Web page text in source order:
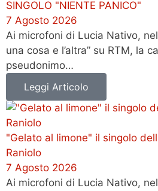
SINGOLO "NIENTE PANICO"
7 Agosto 2026
Ai microfoni di Lucia Nativo,
una cosa e l’altra” su RTM, la
pseudonimo…
Leggi Articolo
"Gelato al limone" il singolo
Raniolo
7 Agosto 2026
Ai microfoni di Lucia Nativo,